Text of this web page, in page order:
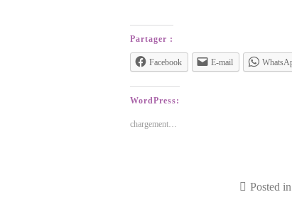
Partager :
Facebook E-mail
WordPress:
chargement…
Posted in